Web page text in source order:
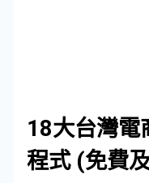
18大台灣電
程式 (免費